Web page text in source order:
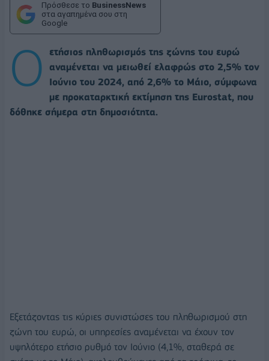
Πρόσθεσε το BusinessNews
στα αγαπημένα σου στη
Google
Ο
ετήσιος πληθωρισμός της ζώνης του ευρώ
αναμένεται να μειωθεί ελαφρώς στο 2,5% τον
Ιούνιο του 2024, από 2,6% το Μάιο, σύμφωνα
με προκαταρκτική εκτίμηση της Eurostat, που
δόθηκε σήμερα στη δημοσιότητα.
Εξετάζοντας τις κύριες συνιστώσες του πληθωρισμού στη
ζώνη του ευρώ, οι υπηρεσίες αναμένεται να έχουν τον
υψηλότερο ετήσιο ρυθμό τον Ιούνιο (4,1%, σταθερά σε